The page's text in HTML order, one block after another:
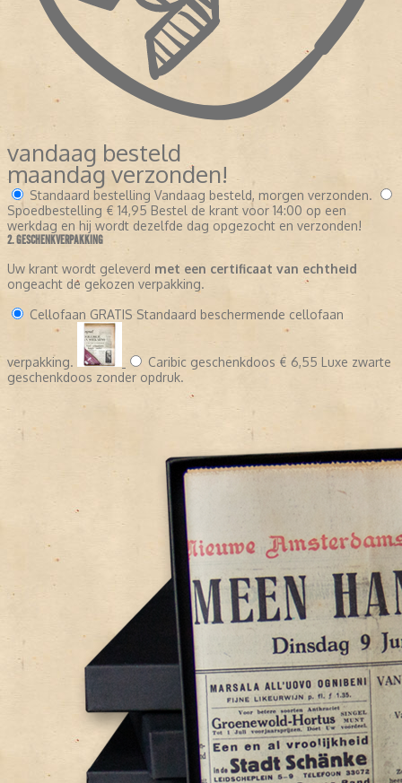
vandaag besteld
maandag verzonden!
Standaard bestelling Vandaag besteld, morgen verzonden.
Spoedbestelling € 14,95 Bestel de krant voor 14:00 op een
werkdag en hij wordt dezelfde dag opgezocht en verzonden!
2. GESCHENKVERPAKKING
Uw krant wordt geleverd met een certificaat van echtheid
ongeacht de gekozen verpakking.
Cellofaan GRATIS Standaard beschermende cellofaan
verpakking. Caribic geschenkdoos € 6,55 Luxe zwarte
geschenkdoos zonder opdruk.